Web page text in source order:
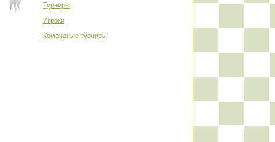
Турниры
Игроки
Командные турниры